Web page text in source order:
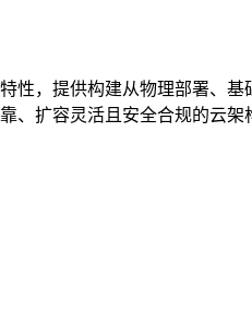
性，提供构建从物理部署、
、扩容灵活且安全合规的云架